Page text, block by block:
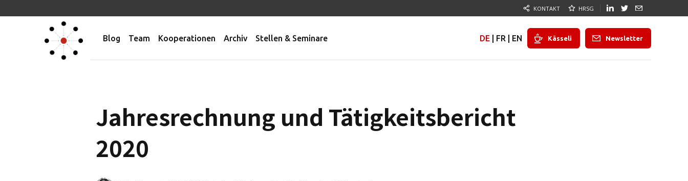
KONTAKT HRSG
Blog Team Kooperationen Archiv Stellen & Seminare DE FR EN Kässeli Newsletter
Jahresrechnung und Tätigkeitsbericht
2020